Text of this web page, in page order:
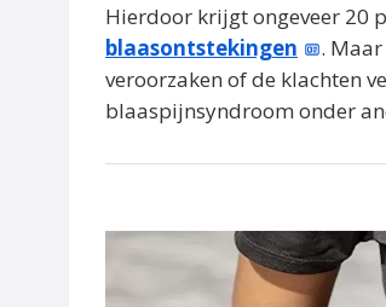
Hierdoor krijgt ongeveer 20
blaasontstekingen
.
veroorzaken of de klachten
blaaspijnsyndroom onder